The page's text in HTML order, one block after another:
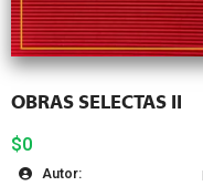
OBRAS SELECTAS II
$0
Autor: